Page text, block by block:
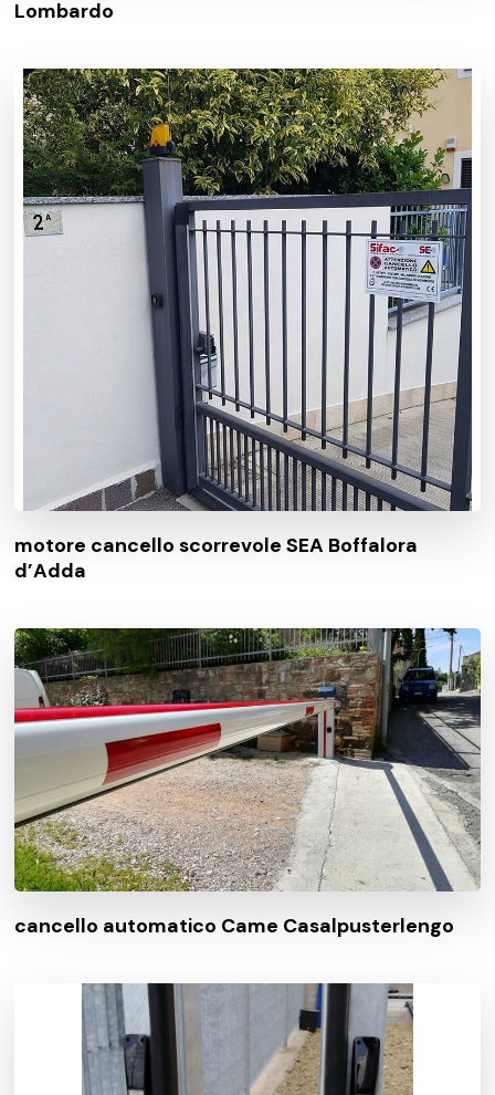
Lombardo
motore cancello scorrevole SEA Boffalora
d’Adda
cancello automatico Came Casalpusterlengo